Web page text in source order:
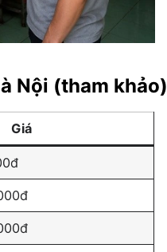
Nội (tham khảo)
Giá